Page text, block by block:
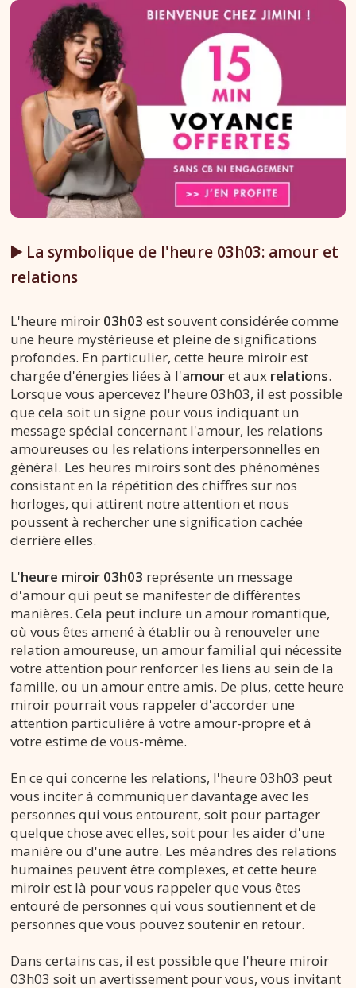
▶️ La symbolique de l'heure 03h03: amour et
relations
L'heure miroir 03h03 est souvent considérée comme
une heure mystérieuse et pleine de significations
profondes. En particulier, cette heure miroir est
chargée d'énergies liées à l'amouret aux relations.
Lorsque vous apercevez l'heure 03h03, il est possible
que cela soit un signe pour vous indiquant un
message spécial concernant l'amour, les relations
amoureuses ou les relations interpersonnelles en
général. Les heures miroirs sont des phénomènes
consistant en la répétition des chiffres sur nos
horloges, qui attirent notre attention et nous
poussent à rechercher une signification cachée
derrière elles.
L'heure miroir 03h03 représente un message
d'amour qui peut se manifester de différentes
manières. Cela peut inclure un amour romantique,
où vous êtes amené à établir ou à renouveler une
relation amoureuse, un amour familial qui nécessite
votre attention pour renforcer les liens au sein de la
famille, ou un amour entre amis. De plus, cette heure
miroir pourrait vous rappeler d'accorder une
attention particulière à votre amour-propre et à
votre estime de vous-même.
En ce qui concerne les relations, l'heure 03h03 peut
vous inciter à communiquer davantage avec les
personnes qui vous entourent, soit pour partager
quelque chose avec elles, soit pour les aider d'une
manière ou d'une autre. Les méandres des relations
humaines peuvent être complexes, et cette heure
miroir est là pour vous rappeler que vous êtes
entouré de personnes qui vous soutiennent et de
personnes que vous pouvez soutenir en retour.
Dans certains cas, il est possible que l'heure miroir
03h03 soit un avertissement pour vous, vous invitant